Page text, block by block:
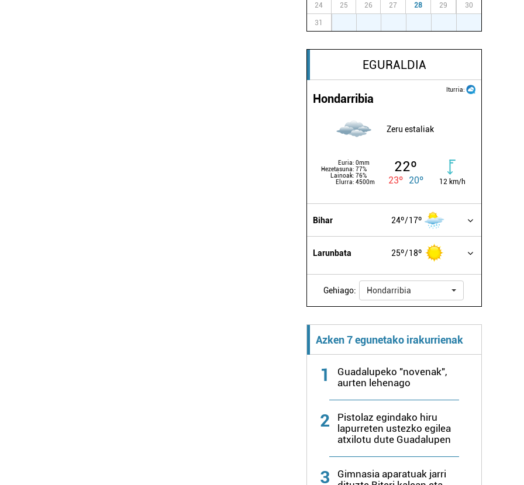
24 25 26 27 28 29 30
31
EGURALDIA
Iturria:
Hondarribia
Zeru estaliak
Euria: 0mm
Hezetasuna: 77%
Lainoak: 76%
Elurra: 4500m
22º
23º 20º 12 km/h
Bihar 24º 17º
Larunbata 25º 18º
Gehiago: Hondarribia
Azken 7 egunetako irakurrienak
1
Guadalupeko "novenak",
aurten lehenago
2
Pistolaz egindako hiru
lapurreten ustezko egilea
atxilotu dute Guadalupen
3
Gimnasia aparatuak jarri